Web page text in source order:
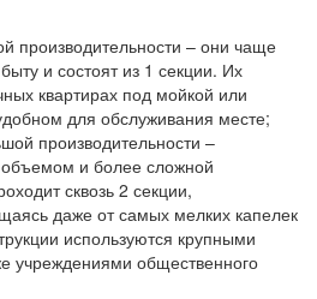
производительности – они чаще
и состоят из 1 секции. Их
квартирах под мойкой или
для обслуживания месте;
производительности –
и более сложной
сквозь 2 секции,
даже от самых мелких капелек
используются крупными
учреждениями общественного